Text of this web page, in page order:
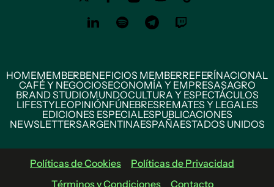
HOMEMEMBERBENEFICIOS MEMBERREFERÍNACIONAL
CAFÉ Y NEGOCIOSECONOMÍA Y EMPRESASAGRO
BRAND STUDIOMUNDOCULTURA Y ESPECTÁCULOS
LIFESTYLEOPINIÓNFÚNEBRESREMATES Y LEGALES
EDICIONES ESPECIALESPUBLICACIONES
NEWSLETTERSARGENTINAESPAÑAESTADOS UNIDOS
Políticas de Cookies
Políticas de Privacidad
Términos y Condiciones
Contacto